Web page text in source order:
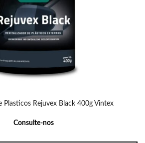
Plasticos Rejuvex Black 400g Vintex
Consulte-nos